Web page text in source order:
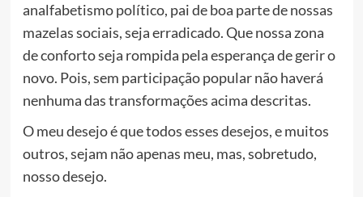
analfabetismo político, pai de boa parte de nossas
mazelas sociais, seja erradicado. Que nossa zona
de conforto seja rompida pela esperança de gerir o
novo. Pois, sem participação popular não haverá
nenhuma das transformações acima descritas.
O meu desejo é que todos esses desejos, e muitos
outros, sejam não apenas meu, mas, sobretudo,
nosso desejo.